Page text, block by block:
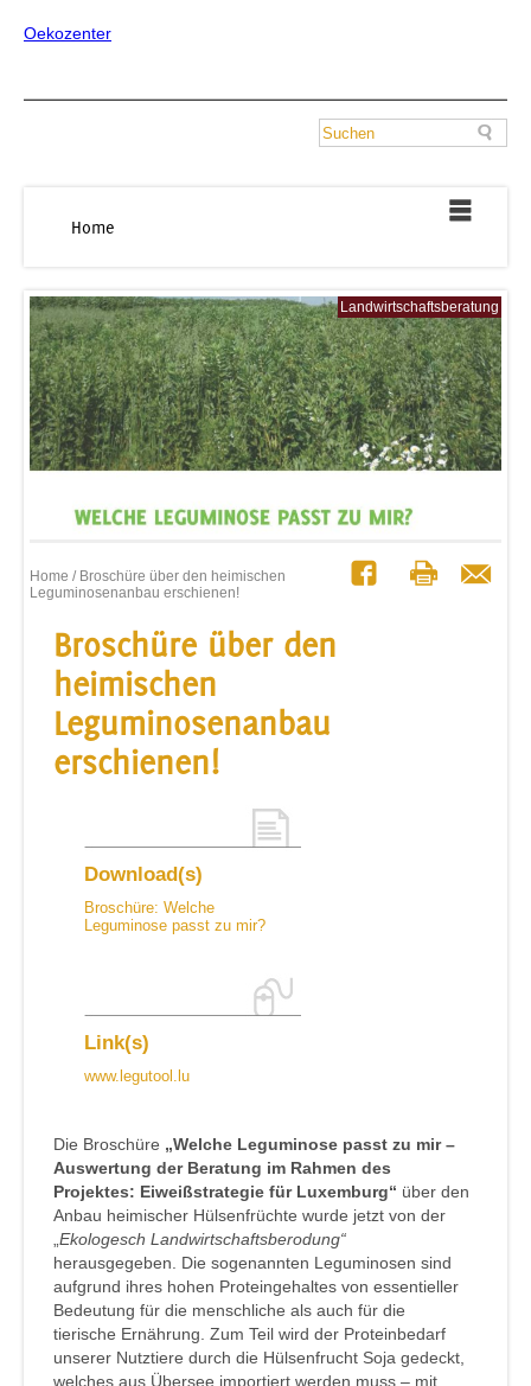
Oekozenter
Home
Landwirtschaftsberatung
Home / Broschüre über den heimischen
Leguminosenanbau erschienen!
Broschüre über den
heimischen
Leguminosenanbau
erschienen!
Download(s)
Broschüre: Welche
Leguminose passt zu mir?
Link(s)
www.legutool.lu
Die Broschüre „Welche Leguminose passt zu mir –
Auswertung der Beratung im Rahmen des
Projektes: Eiweißstrategie für Luxemburg“ über den
Anbau heimischer Hülsenfrüchte wurde jetzt von der
„Ekologesch Landwirtschaftsberodung“
herausgegeben. Die sogenannten Leguminosen sind
aufgrund ihres hohen Proteingehaltes von essentieller
Bedeutung für die menschliche als auch für die
tierische Ernährung. Zum Teil wird der Proteinbedarf
unserer Nutztiere durch die Hülsenfrucht Soja gedeckt,
welches aus Übersee importiert werden muss – mit